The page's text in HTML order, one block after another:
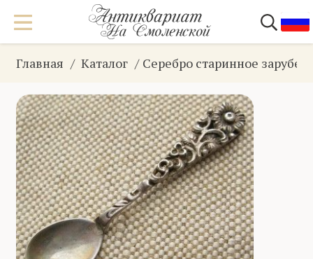
Главная Каталог Серебро старинное